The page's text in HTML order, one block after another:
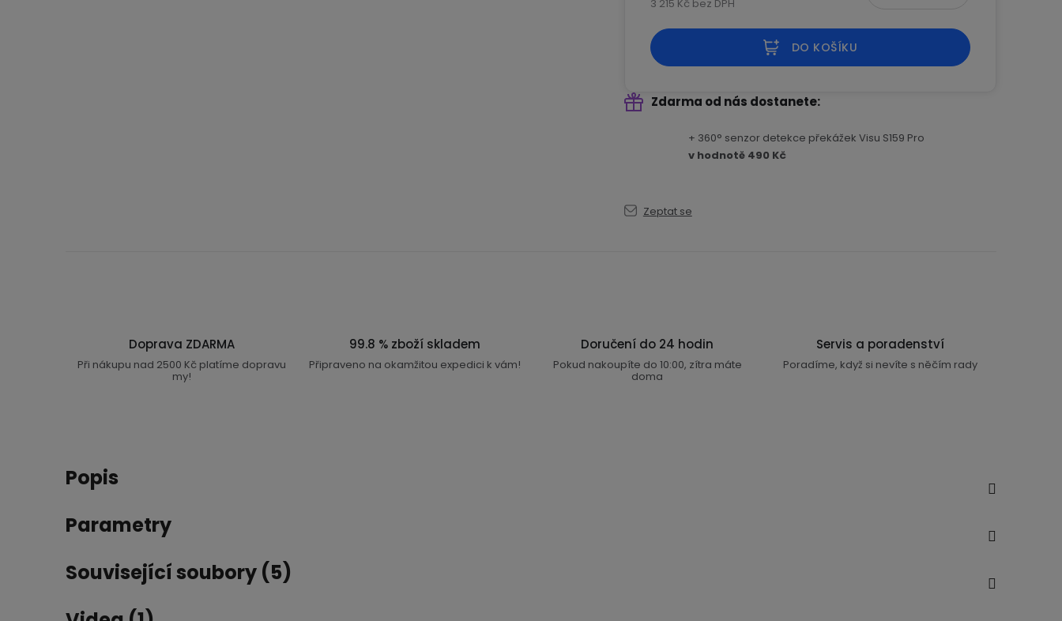
3 215 Kč bez DPH
DO KOŠÍKU
Zdarma od nás dostanete
+ 360° senzor detekce překážek Visu S159 Pro
v hodnotě 490 Kč
Zeptat se
Doprava ZDARMA
Při nákupu nad 2500 Kč platíme dopravu
my!
99.8 % zboží skladem
Připraveno na okamžitou expedici k vám!
Doručení do 24 hodin
Pokud nakoupíte do 10:00, zítra máte
doma
Servis a poradenství
Poradíme, když si nevíte s něčím rady
Popis
Parametry
Související soubory (5)